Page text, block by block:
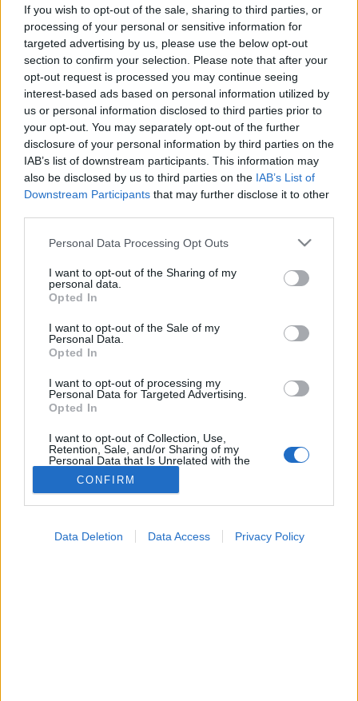
If you wish to opt-out of the sale, sharing to third parties, or
processing of your personal or sensitive information for
targeted advertising by us, please use the below opt-out
section to confirm your selection. Please note that after your
opt-out request is processed you may continue seeing
interest-based ads based on personal information utilized by
us or personal information disclosed to third parties prior to
your opt-out. You may separately opt-out of the further
disclosure of your personal information by third parties on the
IAB’s list of downstream participants. This information may
also be disclosed by us to third parties on the IAB’s List of
Downstream Participants that may further disclose it to other
Please note that this website/app uses one or more Google
not limited to your visit or usage behaviour. You may click to
grant or deny consent to Google and its third-party tags to
use your data for below specified purposes in below Google
consent section.
Personal Data Processing Opt Outs
I want to opt-out of the Sharing of my
personal data.
Opted In
I want to opt-out of the Sale of my
Personal Data.
Opted In
I want to opt-out of processing my
Personal Data for Targeted Advertising.
Opted In
I want to opt-out of Collection, Use,
Retention, Sale, and/or Sharing of my
Personal Data that Is Unrelated with the
Purposes for which it was collected.
Opted Out
CONFIRM
Data Deletion Data Access Privacy Policy
Hírek
2026. május 18. 15:24